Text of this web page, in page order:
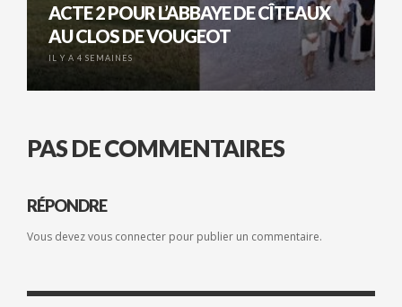
ACTE 2 POUR L’ABBAYE DE CÎTEAUX
AU CLOS DE VOUGEOT
IL Y A 4 SEMAINES
PAS DE COMMENTAIRES
RÉPONDRE
Vous devezvous connecter pour publier un commentaire.